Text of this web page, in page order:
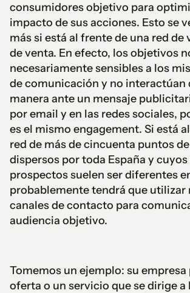
consumidores objetivo para
impacto de sus acciones. Esto se
más si está al frente de una red de
de venta. En efecto, los objetivos
necesariamente sensibles a los
de comunicación y no interactúan
manera ante un mensaje
por email y en las redes sociales,
es el mismo engagement. Si está
red de más de cincuenta puntos
dispersos por toda España y
prospectos suelen ser diferentes
probablemente tendrá que utilizar
canales de contacto para
audiencia objetivo.
Tomemos un ejemplo: su empresa
oferta o un servicio que se dirige a